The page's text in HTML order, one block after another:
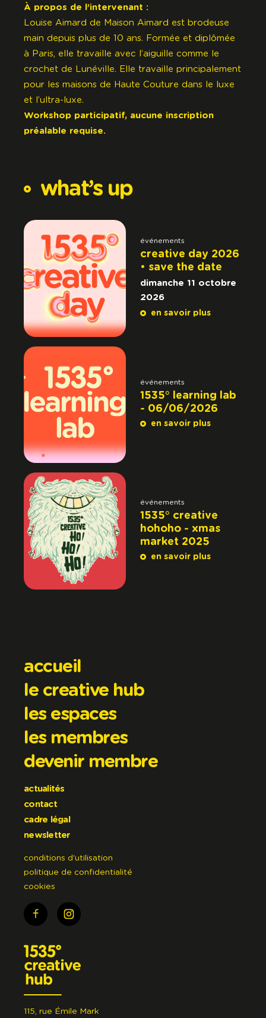
À propos de l’intervenant :
Louise Aimard de Maison Aimard est brodeuse
main depuis plus de 10 ans. Formée et diplômée
à Paris, elle travaille avec l’aiguille comme le
crochet de Lunéville. Elle travaille principalement
pour les maisons de Haute Couture dans le luxe
et l’ultra-luxe.
Workshop participatif, aucune inscription
préalable requise.
what’s up
événements
creative day 2026
• save the date
dimanche 11 octobre
2026
en savoir plus
événements
1535° learning lab
- 06/06/2026
en savoir plus
événements
1535° creative
hohoho - xmas
market 2025
en savoir plus
accueil
le creative hub
les espaces
les membres
devenir membre
actualités
contact
cadre légal
newsletter
conditions d'utilisation
politique de confidentialité
cookies
115, rue Émile Mark